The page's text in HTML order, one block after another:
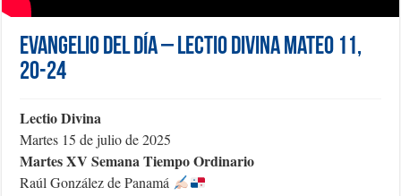
Evangelio del día – Lectio Divina Mateo 11,
20-24
Lectio Divina
Martes 15 de julio de 2025
Martes XV Semana Tiempo Ordinario
Raúl González de Panamá